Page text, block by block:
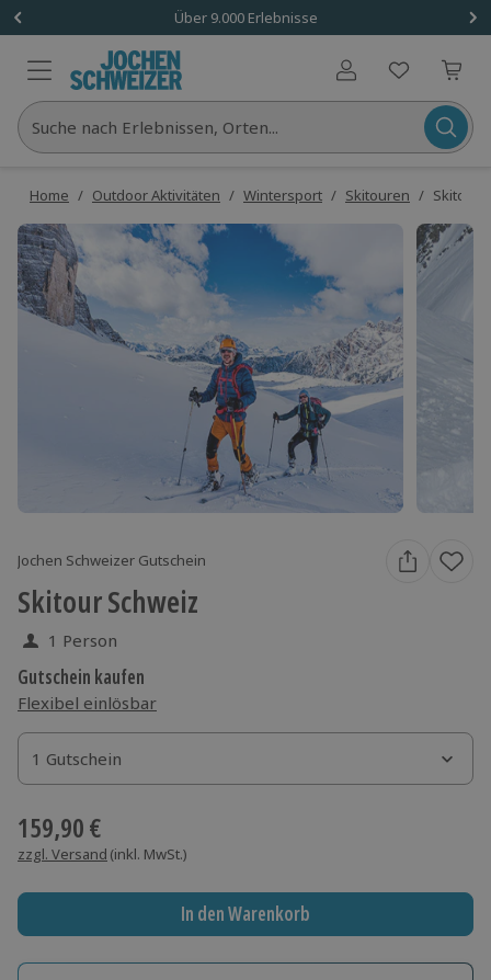
Über 9.000 Erlebnisse
Benutzerkonto
Suche nach Erlebnissen, Orten...
Home / Outdoor Aktivitäten / Wintersport / Skitouren / Skitour
Jochen Schweizer Gutschein
Skitour Schweiz
1 Person
Gutschein kaufen
Flexibel einlösbar
1 Gutschein
1 Gutschein
1 Gutschein
159,90 €
zzgl. Versand (inkl. MwSt.)
In den Warenkorb